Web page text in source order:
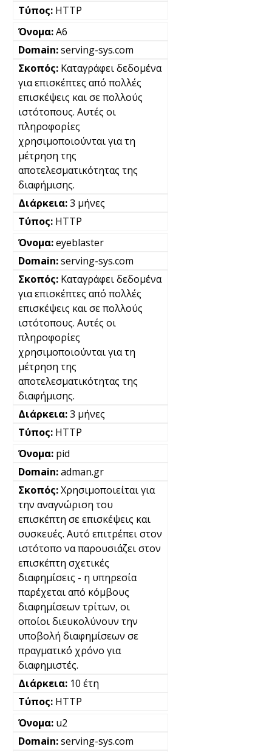
HTTP
A6
serving-sys.com
Καταγράφει δεδομένα
για επισκέπτες από πολλές
επισκέψεις και σε πολλούς
ιστότοπους. Αυτές οι
πληροφορίες
χρησιμοποιούνται για τη
μέτρηση της
αποτελεσματικότητας της
διαφήμισης.
3 μήνες
HTTP
eyeblaster
serving-sys.com
Καταγράφει δεδομένα
για επισκέπτες από πολλές
επισκέψεις και σε πολλούς
ιστότοπους. Αυτές οι
πληροφορίες
χρησιμοποιούνται για τη
μέτρηση της
αποτελεσματικότητας της
διαφήμισης.
3 μήνες
HTTP
pid
adman.gr
Χρησιμοποιείται για
την αναγνώριση του
επισκέπτη σε επισκέψεις και
συσκευές. Αυτό επιτρέπει στον
ιστότοπο να παρουσιάζει στον
επισκέπτη σχετικές
διαφημίσεις - η υπηρεσία
παρέχεται από κόμβους
διαφημίσεων τρίτων, οι
οποίοι διευκολύνουν την
υποβολή διαφημίσεων σε
πραγματικό χρόνο για
διαφημιστές.
10 έτη
HTTP
u2
serving-sys.com